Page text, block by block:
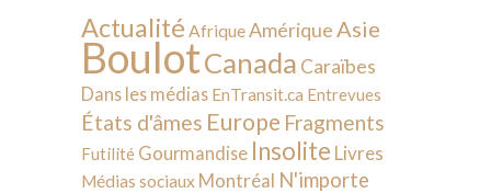
Actualité AfriqueAmérique Asie
BoulotCanada Caraïbes
Dans les médias EnTransit.ca Entrevues
États d'âmes Europe Fragments
Futilité Gourmandise Insolite Livres
Médias sociaux Montréal N'importe